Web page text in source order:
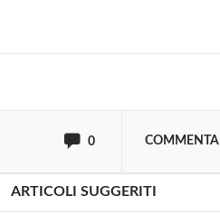
0 COMMENTA
ARTICOLI SUGGERITI